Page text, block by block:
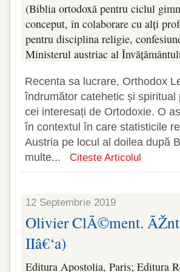
(Biblia ortodoxă pentru ciclul
conceput, în colaborare cu alți
pentru disciplina religie,
Ministerul austriac al
Recenta sa lucrare, Orthodox
îndrumător catehetic și
cei interesați de Ortodoxie. O
în contextul în care statisticile
Austria pe locul al doilea după
multe...
Citeste Articolul
12 Septembrie 2019
Olivier ClÃ©ment.
IIâ€‘a)
Editura Apostolia, Paris; Editura